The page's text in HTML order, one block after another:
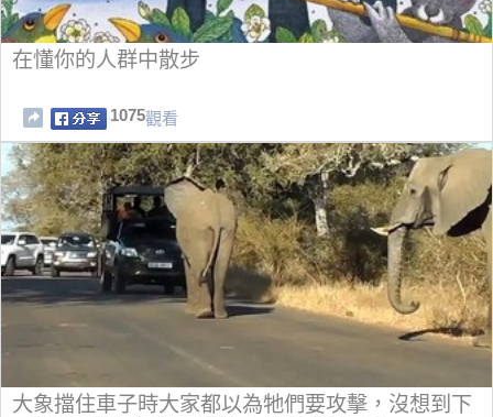
在懂你的人群中散步
1075觀看
大象擋住車子時大家都以為牠們要攻擊，沒想到下